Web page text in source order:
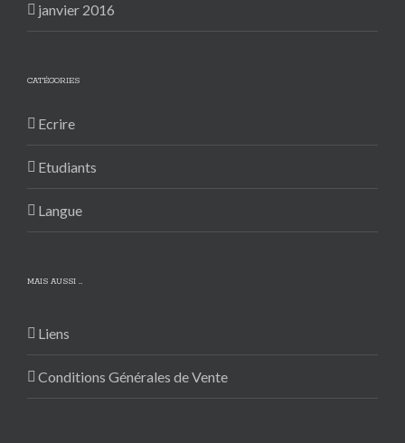
janvier 2016
CATÉGORIES
Ecrire
Etudiants
Langue
MAIS AUSSI …
Liens
Conditions Générales de Vente